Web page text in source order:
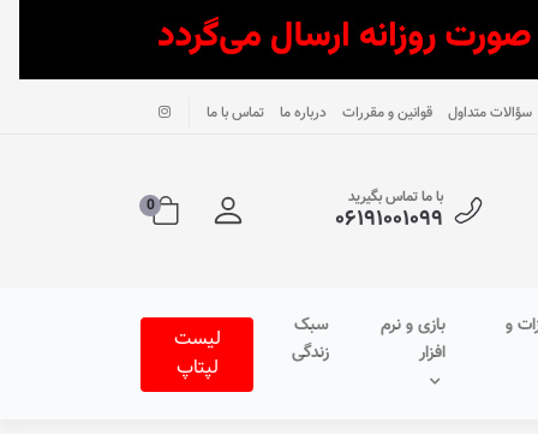
سؤالات متداول قوانین و مقررات درباره ما تماس با ما
با ما تماس بگیرید
۰۶۱۹۱۰۰۱۰۹۹ 0
و
بازی و نرم
افزار
سبک
زندگی
لیست
لپتاپ